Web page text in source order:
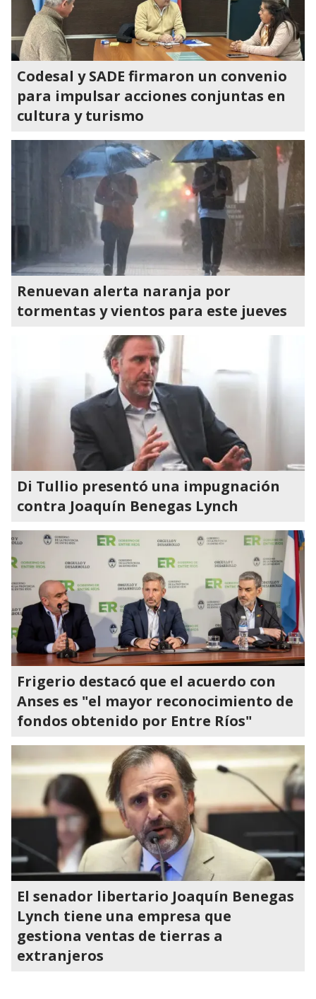
Codesal y SADE firmaron un convenio
para impulsar acciones conjuntas en
cultura y turismo
Renuevan alerta naranja por
tormentas y vientos para este jueves
Di Tullio presentó una impugnación
contra Joaquín Benegas Lynch
Frigerio destacó que el acuerdo con
Anses es "el mayor reconocimiento de
fondos obtenido por Entre Ríos"
El senador libertario Joaquín Benegas
Lynch tiene una empresa que
gestiona ventas de tierras a
extranjeros